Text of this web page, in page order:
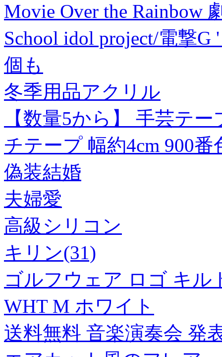
Movie Over the Rainbow
School idol project/電撃
個も
冬季用品アクリル
【数量5から】 手芸テ
チテープ 幅約4cm 900番
偽装結婚
夫婦愛
高級シリコン
キリン(31)
ゴルフウェア ロゴ キル
WHT M ホワイト
送料無料 音楽演奏会 発